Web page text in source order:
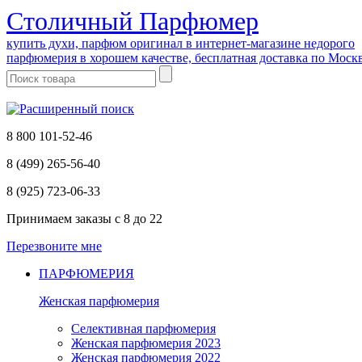
Cтоличный Парфюмер
купить духи, парфюм оригинал в интернет-магазине недорого
парфюмерия в хорошем качестве, бесплатная доставка по
8 800 101-52-46
8 (499) 265-56-40
8 (925) 723-06-33
Принимаем заказы с 8 до 22
Перезвоните мне
ПАРФЮМЕРИЯ
Женская парфюмерия
Селективная парфюмерия
Женская парфюмерия 2023
Женская парфюмерия 2022